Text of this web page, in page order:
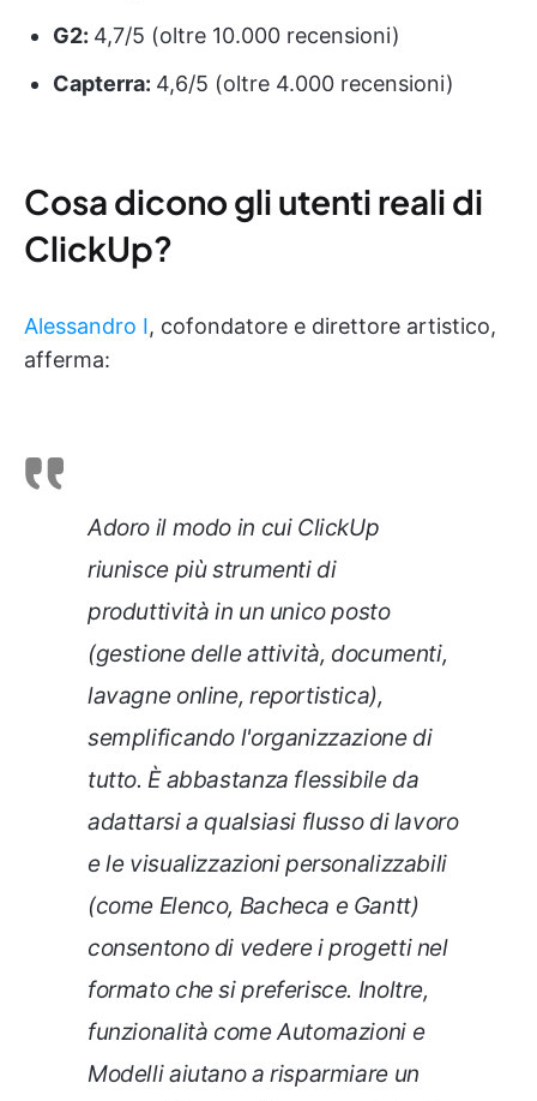
G2: 4,7/5 (oltre 10.000 recensioni)
Capterra: 4,6/5 (oltre 4.000 recensioni)
Cosa dicono gli utenti reali di
ClickUp?
Alessandro I, cofondatore e direttore artistico,
afferma:
Adoro il modo in cui ClickUp
riunisce più strumenti di
produttività in un unico posto
(gestione delle attività, documenti,
lavagne online, reportistica),
semplificando l'organizzazione di
tutto. È abbastanza flessibile da
adattarsi a qualsiasi flusso di lavoro
e le visualizzazioni personalizzabili
(come Elenco, Bacheca e Gantt)
consentono di vedere i progetti nel
formato che si preferisce. Inoltre,
funzionalità come Automazioni e
Modelli aiutano a risparmiare un